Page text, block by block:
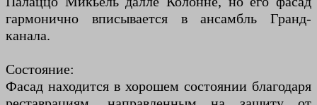
гармонично вписывается в ансамбль Гранд-
канала.
Состояние:
Фасад находится в хорошем состоянии благодаря